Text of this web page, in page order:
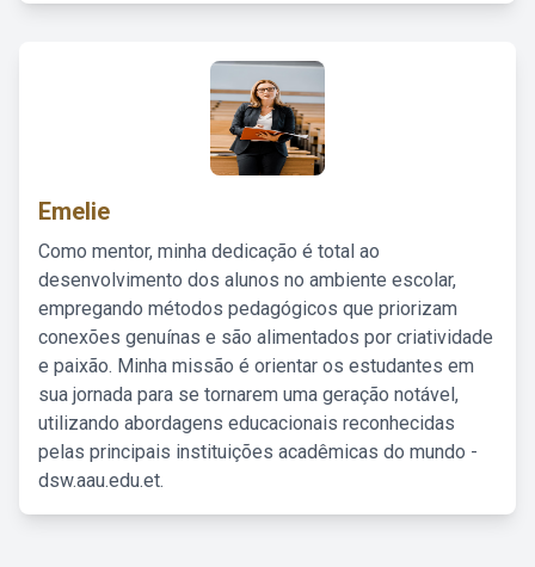
Emelie
Como mentor, minha dedicação é total ao
desenvolvimento dos alunos no ambiente escolar,
empregando métodos pedagógicos que priorizam
conexões genuínas e são alimentados por criatividade
e paixão. Minha missão é orientar os estudantes em
sua jornada para se tornarem uma geração notável,
utilizando abordagens educacionais reconhecidas
pelas principais instituições acadêmicas do mundo -
dsw.aau.edu.et.